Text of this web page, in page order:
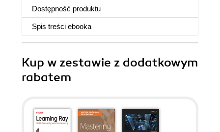
Dostępność produktu
Spis treści ebooka
Kup w zestawie z dodatkowym
rabatem